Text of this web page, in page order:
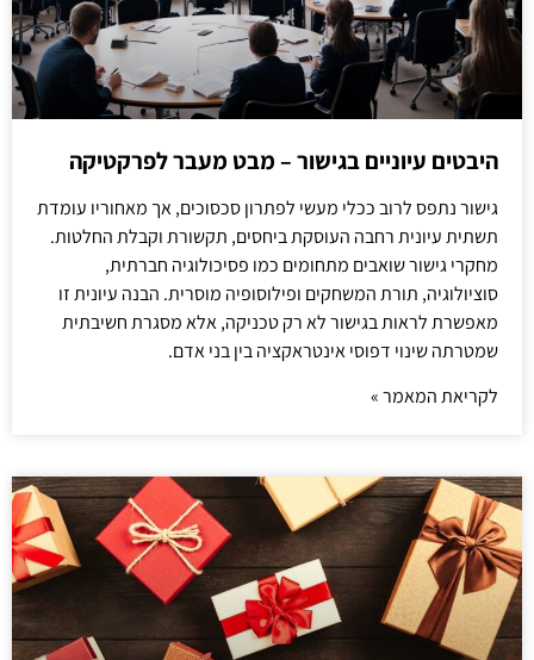
היבטים עיוניים בגישור – מבט מעבר לפרקטיקה
גישור נתפס לרוב ככלי מעשי לפתרון סכסוכים, אך מאחוריו עומדת
תשתית עיונית רחבה העוסקת ביחסים, תקשורת וקבלת החלטות.
מחקרי גישור שואבים מתחומים כמו פסיכולוגיה חברתית,
סוציולוגיה, תורת המשחקים ופילוסופיה מוסרית. הבנה עיונית זו
מאפשרת לראות בגישור לא רק טכניקה, אלא מסגרת חשיבתית
שמטרתה שינוי דפוסי אינטראקציה בין בני אדם.
לקריאת המאמר »